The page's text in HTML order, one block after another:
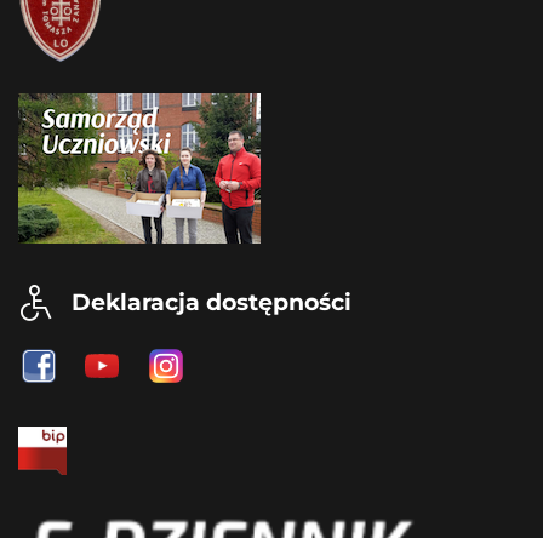
Deklaracja dostępności